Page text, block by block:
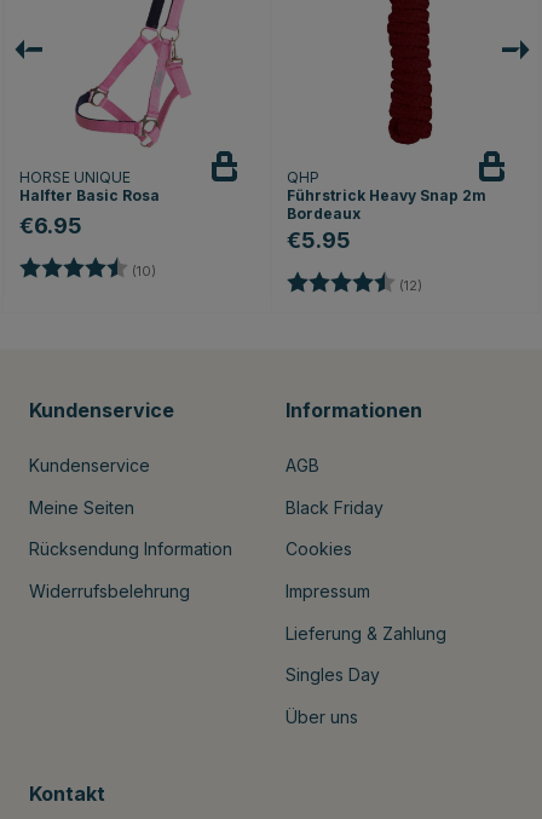
HORSE UNIQUE
Halfter Basic Rosa
€6.95
Bewertung: (10)
QHP
Führstrick Heavy Snap 2m
Bordeaux
€5.95
Bewertung: (12)
Kundenservice
Kundenservice
Meine Seiten
Rücksendung Information
Widerrufsbelehrung
Informationen
AGB
Black Friday
Cookies
Impressum
Lieferung & Zahlung
Singles Day
Über uns
Kontakt